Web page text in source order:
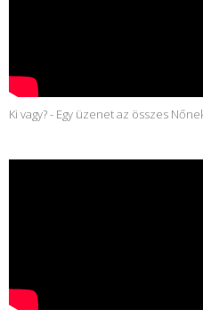
Ki vagy? - Egy üzenet az összes